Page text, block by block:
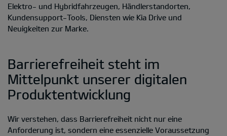
Elektro- und Hybridfahrzeugen, Händlerstandorten,
Kundensupport-Tools, Diensten wie Kia Drive und
Neuigkeiten zur Marke.
Barrierefreiheit steht im
Mittelpunkt unserer digitalen
Produktentwicklung
Wir verstehen, dass Barrierefreiheit nicht nur eine
Anforderung ist, sondern eine essenzielle Voraussetzung